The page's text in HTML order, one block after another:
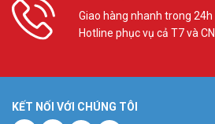
Giao hàng nhanh trong 24h
Hotline phục vụ cả T7 và CN
KẾT NỐI VỚI CHÚNG TÔI